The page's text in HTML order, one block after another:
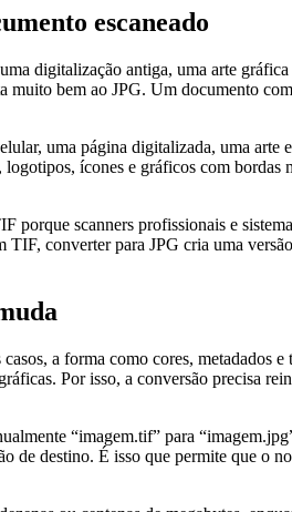
escaneado
digitalização antiga, uma arte
bem ao JPG. Um documento
uma página digitalizada, uma arte
ícones e gráficos com
scanners profissionais e
converter para JPG cria uma
a forma como cores, metadados
Por isso, a conversão precisa
“imagem.tif” para
destino. É isso que permite que o